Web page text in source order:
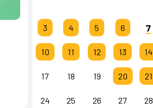
3 4 5 6 7
10 11 12 13 14
17 18 19 20 21
24 25 26 27 28